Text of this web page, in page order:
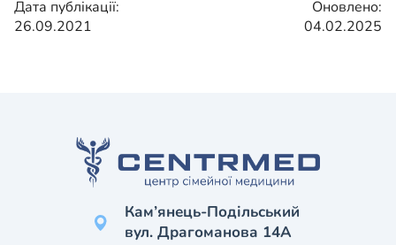
Дата публікації:
26.09.2021
Оновлено:
04.02.2025
Кам’янець-Подільський
вул. Драгоманова 14А